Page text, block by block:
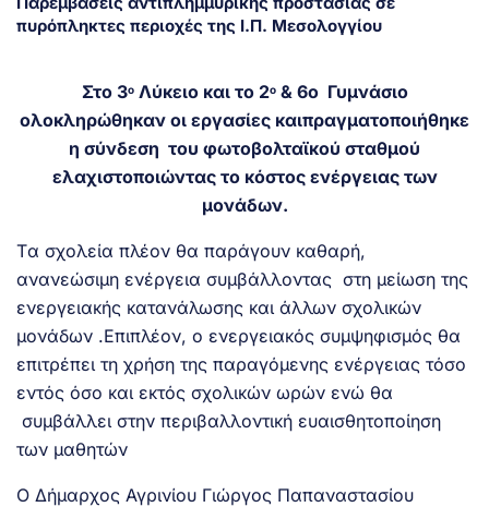
πυρόπληκτες περιοχές της Ι.Π. Μεσολογγίου
Στο 3οΛύκειο και το 2ο& 6o Γυμνάσιο
ολοκληρώθηκαν οι εργασίες καιπραγματοποιήθηκε
η σύνδεση του φωτοβολταϊκού σταθμού
ελαχιστοποιώντας το κόστος ενέργειας των
μονάδων.
Tα σχολεία πλέον θα παράγουν καθαρή,
ανανεώσιμη ενέργεια συμβάλλοντας στη μείωση της
ενεργειακής κατανάλωσης και άλλων σχολικών
μονάδων .Επιπλέον, ο ενεργειακός συμψηφισμός θα
επιτρέπει τη χρήση της παραγόμενης ενέργειας τόσο
εντός όσο και εκτός σχολικών ωρών ενώ θα
συμβάλλει στην περιβαλλοντική ευαισθητοποίηση
των μαθητών
Ο Δήμαρχος Αγρινίου Γιώργος Παπαναστασίου